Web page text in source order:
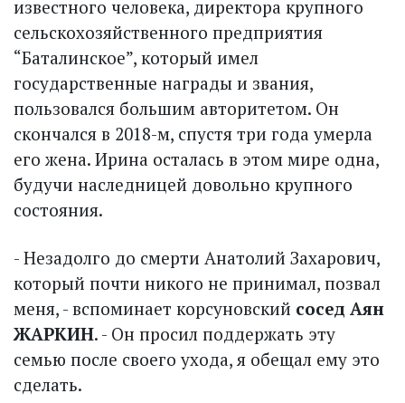
известного человека, директора крупного
сельскохозяйственного предприятия
“Баталинское”, который имел
государственные награды и звания,
пользовался большим авторитетом. Он
скончался в 2018-м, спустя три года умерла
его жена. Ирина осталась в этом мире одна,
будучи наследницей довольно крупного
состояния.
- Незадолго до смерти Анатолий Захарович,
который почти никого не принимал, позвал
меня, - вспоминает корсуновский сосед Аян
ЖАРКИН. - Он просил поддержать эту
семью после своего ухода, я обещал ему это
сделать.